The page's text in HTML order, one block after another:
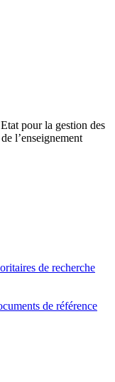
pour la gestion des
l’enseignement
de recherche
de référence